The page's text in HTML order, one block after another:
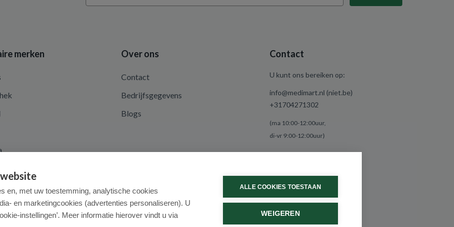
merken Over ons
Contact
Bedrijfsgegevens
Blogs
Contact
U kunt ons bereiken op:
info@medimart.nl (niet.be)
+31704271302
(ma 10:00-12:00uur,
di-vr 9:00-12:00uur)
en, met uw toestemming, analytische cookies
en marketingcookies (advertenties personaliseren). U
instellingen’. Meer informatie hierover vindt u via
ALLE COOKIES TOESTAAN
WEIGEREN